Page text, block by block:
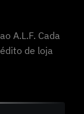
A.L.F. Cada
de loja